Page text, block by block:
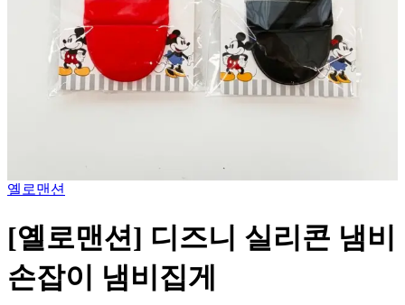
옐로맨션
[옐로맨션] 디즈니 실리콘 냄비
손잡이 냄비집게